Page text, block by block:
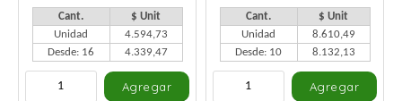
Cant.
$ Unit
Unidad
4.594,73
Desde: 16
4.339,47
Cant.
$ Unit
Unidad
8.610,49
Desde: 10
8.132,13